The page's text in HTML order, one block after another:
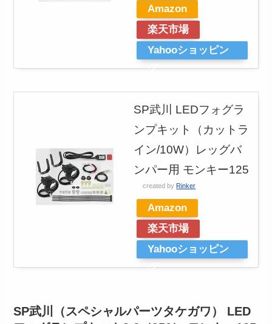
Amazon
楽天市場
Yahooショッピン
グ
SP武川 LEDフォグラ
ンプキット（カットラ
イン/10W）レッグバ
ンパー用 モンキー125
created by Rinker
Amazon
楽天市場
Yahooショッピン
グ
SP武川（スペシャルパーツタケガワ） LED